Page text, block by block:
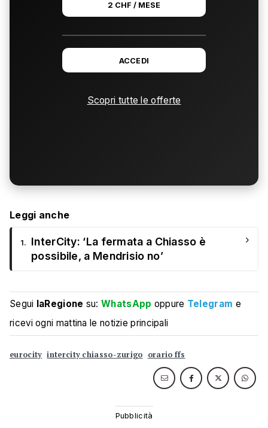
2 CHF / MESE
ACCEDI
Scopri tutte le offerte
Leggi anche
1.
InterCity: ‘La fermata a Chiasso è
possibile, a Mendrisio no’
›
Segui laRegione su:WhatsApp oppure Telegram e
ricevi ogni mattina le notizie principali
eurocity intercity chiasso-zurigo orario ffs